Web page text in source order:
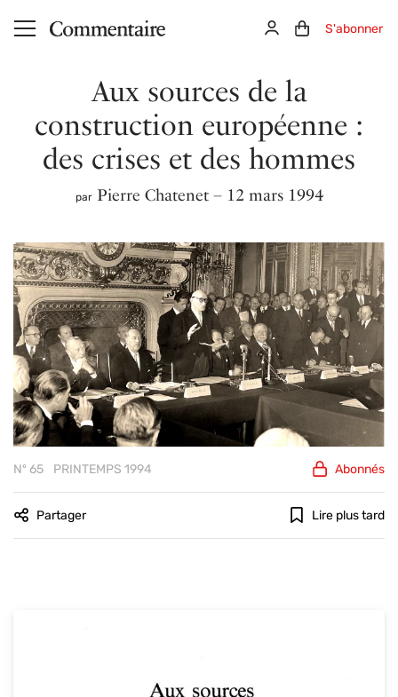
Aller au contenu principal ConnexionPanier (0)
S'abonner
Aux sources de la
construction européenne :
des crises et des hommes
par Pierre Chatenet– 12 mars 1994
Nº 65 PRINTEMPS 1994 Abonnés
Partager Lire plus tard